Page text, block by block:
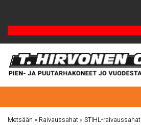
Metsään » Raivaussahat »STIHL-raivaussahat